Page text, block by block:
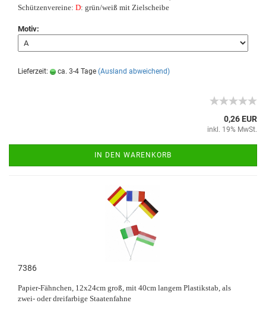
Schützenvereine: D: grün/weiß mit Zielscheibe
Motiv:
Lieferzeit: ca. 3-4 Tage (Ausland abweichend)
0,26 EUR
inkl. 19% MwSt.
IN DEN WARENKORB
7386
Papier-Fähnchen, 12x24cm groß, mit 40cm langem Plastikstab, als
zwei- oder dreifarbige Staatenfahne